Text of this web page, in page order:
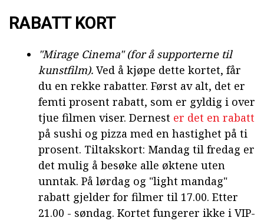
RABATT KORT
"Mirage Cinema" (for å supporterne til
kunstfilm). Ved å kjøpe dette kortet, får
du en rekke rabatter. Først av alt, det er
femti prosent rabatt, som er gyldig i over
tjue filmen viser. Dernest er det en rabatt
på sushi og pizza med en hastighet på ti
prosent. Tiltakskort: Mandag til fredag er
det mulig å besøke alle øktene uten
unntak. På lørdag og "light mandag"
rabatt gjelder for filmer til 17.00. Etter
21.00 - søndag. Kortet fungerer ikke i VIP-